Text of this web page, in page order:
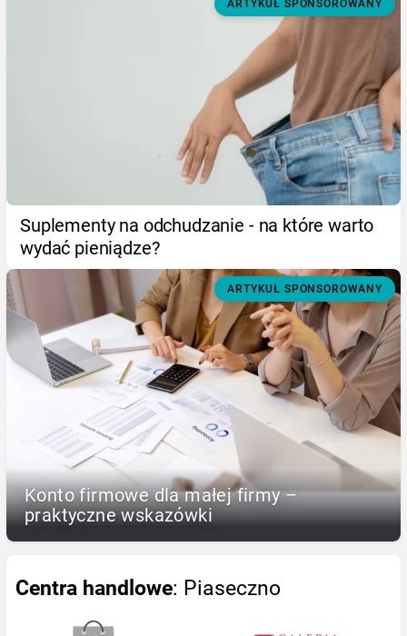
ARTYKUŁ SPONSOROWANY
Suplementy na odchudzanie - na które warto
wydać pieniądze?
ARTYKUŁ SPONSOROWANY
Konto firmowe dla małej firmy –
praktyczne wskazówki
Centra handlowe: Piaseczno